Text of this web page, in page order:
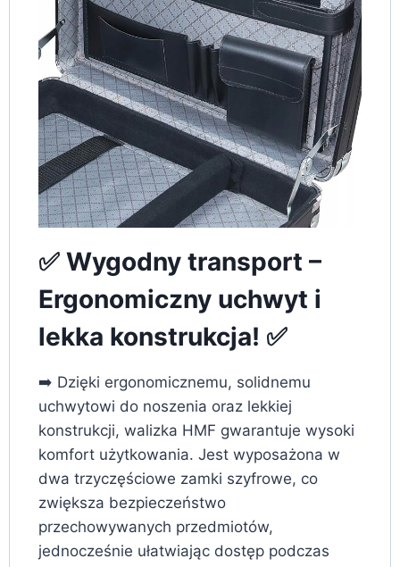
✅ Wygodny transport –
Ergonomiczny uchwyt i
lekka konstrukcja! ✅
➡️ Dzięki ergonomicznemu, solidnemu
uchwytowi do noszenia oraz lekkiej
konstrukcji, walizka HMF gwarantuje wysoki
komfort użytkowania. Jest wyposażona w
dwa trzyczęściowe zamki szyfrowe, co
zwiększa bezpieczeństwo
przechowywanych przedmiotów,
jednocześnie ułatwiając dostęp podczas